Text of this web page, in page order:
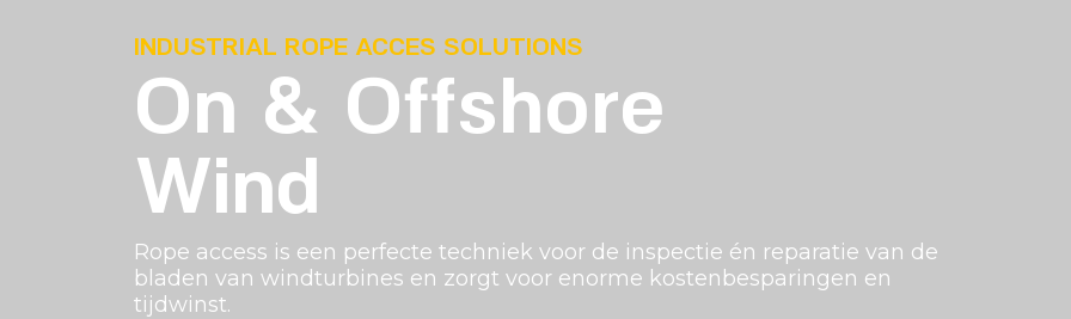
INDUSTRIAL ROPE ACCES SOLUTIONS
On & Offshore
Wind
Rope access is een perfecte techniek voor de inspectie én reparatie van de
bladen van windturbines en zorgt voor enorme kostenbesparingen en
tijdwinst.